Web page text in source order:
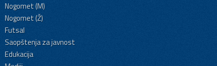
Nogomet (M)
Nogomet (Ž)
Futsal
Saopštenja za javnost
Edukacija